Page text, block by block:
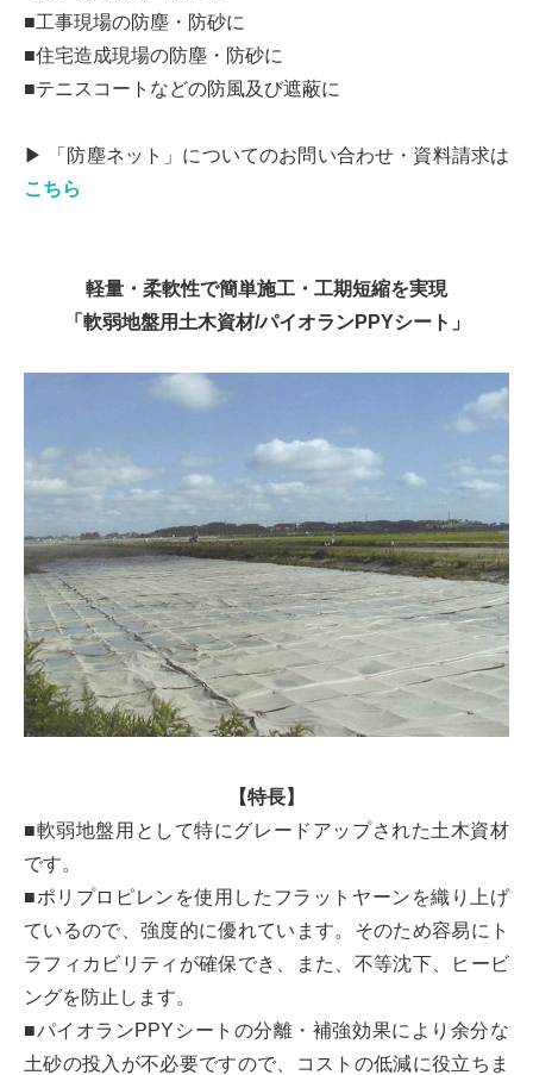
■工事現場の防塵・防砂に
■住宅造成現場の防塵・防砂に
■テニスコートなどの防風及び遮蔽に
▶ 「防塵ネット」についてのお問い合わせ・資料請求は
こちら
軽量・柔軟性で簡単施工・工期短縮を実現
「軟弱地盤用土木資材/パイオランPPYシート」
【特長】
■軟弱地盤用として特にグレードアップされた土木資材
です。
■ポリプロピレンを使用したフラットヤーンを織り上げ
ているので、強度的に優れています。そのため容易にト
ラフィカビリティが確保でき、また、不等沈下、ヒービ
ングを防止します。
■パイオランPPYシートの分離・補強効果により余分な
土砂の投入が不必要ですので、コストの低減に役立ちま